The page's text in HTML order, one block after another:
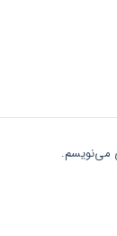
می‌نویسم.